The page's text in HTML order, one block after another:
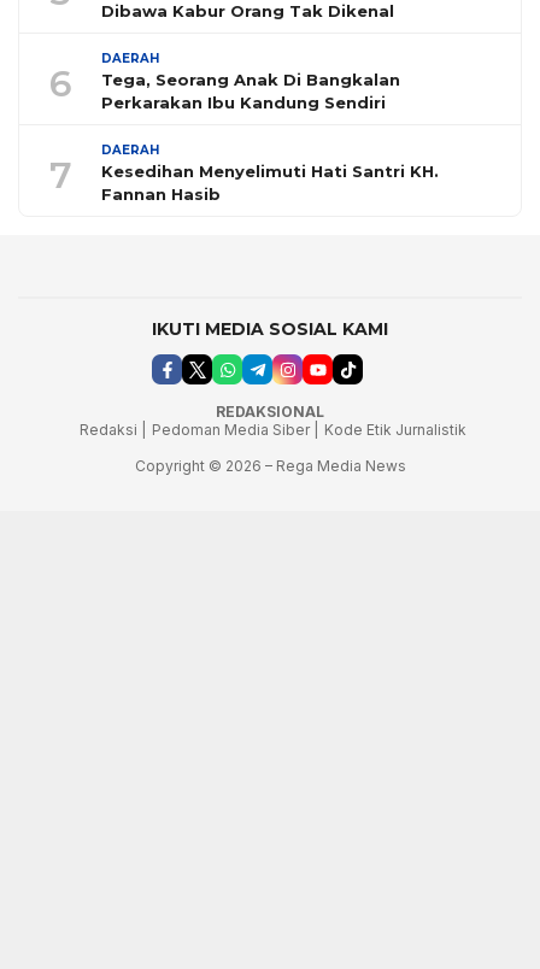
Dibawa Kabur Orang Tak Dikenal
6
DAERAH
Tega, Seorang Anak Di Bangkalan
Perkarakan Ibu Kandung Sendiri
7
DAERAH
Kesedihan Menyelimuti Hati Santri KH.
Fannan Hasib
IKUTI MEDIA SOSIAL KAMI
REDAKSIONAL
Redaksi |
Pedoman Media Siber |
Kode Etik Jurnalistik
Copyright © 2026 – Rega Media News